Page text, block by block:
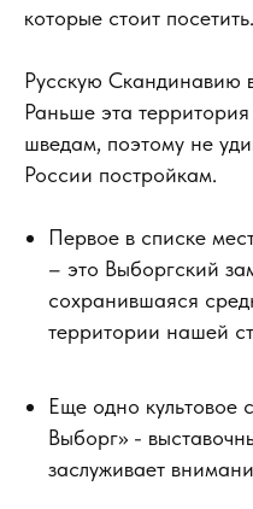
которые стоит посетить.
Русскую Скандинавию
Раньше эта
шведам, поэтому не
России постройкам.
Первое в списке
– это Выборгский
сохранившаяся
территории нашей
Еще одно
Выборг» -
заслуживает